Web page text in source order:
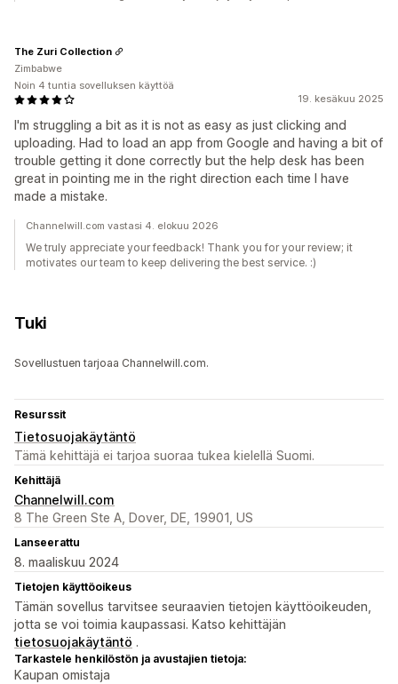
19. kesäkuu 2025
I'm struggling a bit as it is not as easy as just clicking and
uploading. Had to load an app from Google and having a bit of
trouble getting it done correctly but the help desk has been
great in pointing me in the right direction each time I have
made a mistake.
The Zuri Collection
Zimbabwe
Noin 4 tuntia sovelluksen käyttöä
Channelwill.com vastasi 4. elokuu 2026
We truly appreciate your feedback! Thank you for your review; it
motivates our team to keep delivering the best service. :)
Tuki
Sovellustuen tarjoaa Channelwill.com.
Resurssit
Tietosuojakäytäntö
Tämä kehittäjä ei tarjoa suoraa tukea kielellä Suomi.
Kehittäjä
Channelwill.com
8 The Green Ste A, Dover, DE, 19901, US
Lanseerattu
8. maaliskuu 2024
Tietojen käyttöoikeus
Tämän sovellus tarvitsee seuraavien tietojen käyttöoikeuden,
jotta se voi toimia kaupassasi. Katso kehittäjän
tietosuojakäytäntö .
Tarkastele henkilöstön ja avustajien tietoja:
Kaupan omistaja